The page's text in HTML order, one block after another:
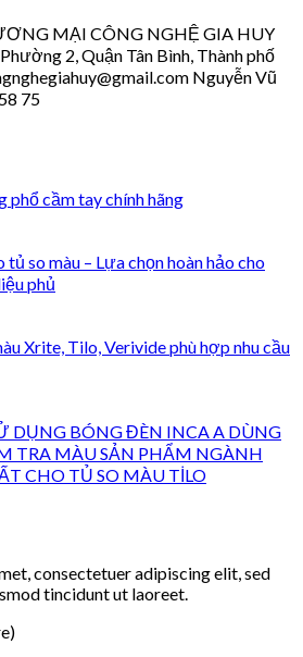
MẠI CÔNG NGHỆ GIA HUY
2, Quận Tân Bình, Thành phố
Nguyễn Vũ
75
phổ cầm tay chính hãng
tủ so màu – Lựa chọn hoàn hảo cho
phủ
Xrite, Tilo, Verivide phù hợp nhu cầu
DỤNG BÓNG ĐÈN INCA A DÙNG
TRA MÀU SẢN PHẨM NGÀNH
CHO TỦ SO MÀU TİLO
consectetuer adipiscing elit, sed
tincidunt ut laoreet.